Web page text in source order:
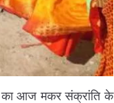
का आज मकर संक्रांति के